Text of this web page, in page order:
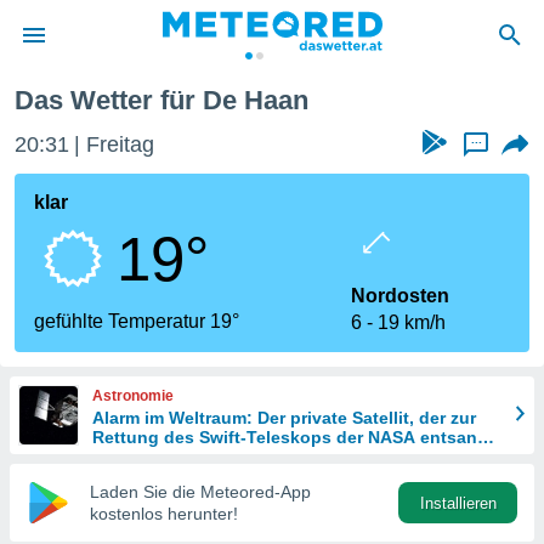
wurde
dass
sind.
diese
Das Wetter für De Haan
20:31 Freitag ...
klar
19°
gefühlte Temperatur 19°
Nordosten
6
19 km/h
Astronomie
Alarm im Weltraum: Der private Satellit, der zur
Rettung des Swift-Teleskops der NASA entsandt
Laden Sie die Meteored-App
kostenlos herunter!
Installieren